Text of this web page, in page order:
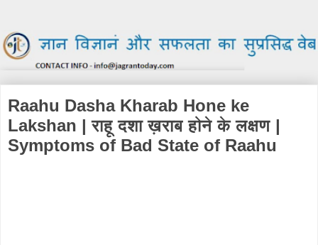
Raahu Dasha Kharab Hone ke
Lakshan | राहू दशा ख़राब होने के लक्षण |
Symptoms of Bad State of Raahu